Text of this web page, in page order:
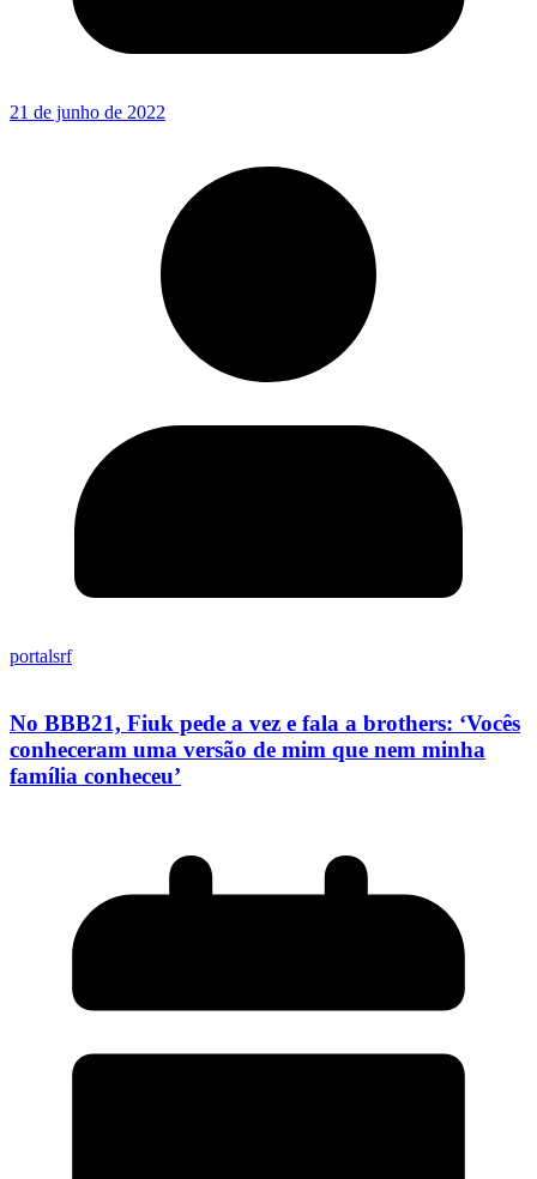
21 de junho de 2022
portalsrf
No BBB21, Fiuk pede a vez e fala a brothers: ‘Vocês
conheceram uma versão de mim que nem minha
família conheceu’